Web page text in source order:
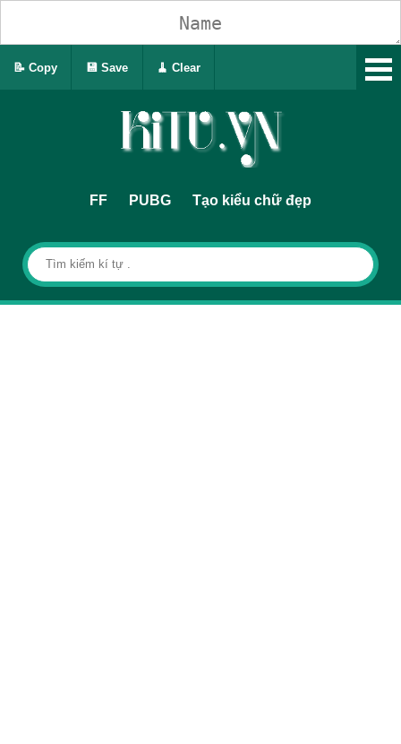
FF PUBG Tạo kiểu chữ đẹp
📝 Copy 💾 Save 🧹 Clear